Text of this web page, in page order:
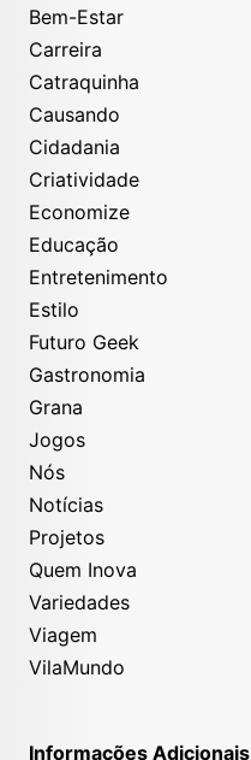
Bem-Estar
Carreira
Catraquinha
Causando
Cidadania
Criatividade
Economize
Educação
Entretenimento
Estilo
Futuro Geek
Gastronomia
Grana
Jogos
Nós
Notícias
Projetos
Quem Inova
Variedades
Viagem
VilaMundo
Informações Adicionais